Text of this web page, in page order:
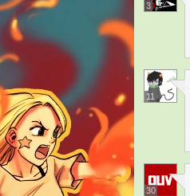
3
11
30